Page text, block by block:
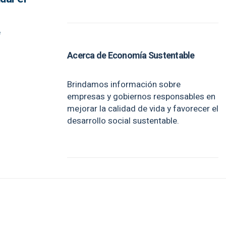
Acerca de Economía Sustentable
Brindamos información sobre
empresas y gobiernos responsables en
mejorar la calidad de vida y favorecer el
desarrollo social sustentable.